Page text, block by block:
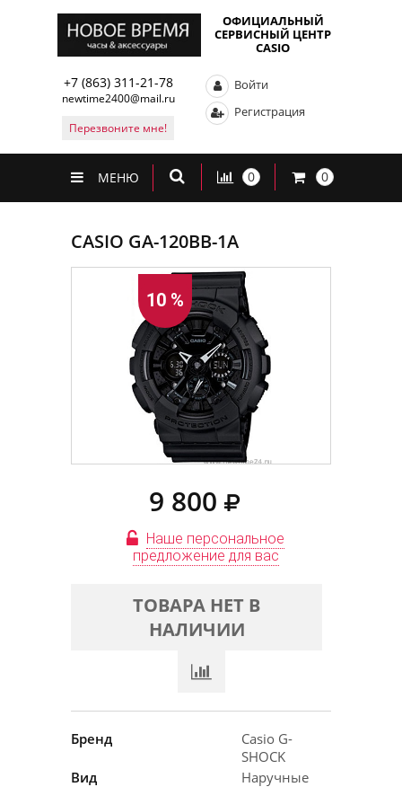
ОФИЦИАЛЬНЫЙ
СЕРВИСНЫЙ ЦЕНТР
CASIO
+7 (863) 311-21-78
newtime2400@mail.ru
Перезвоните мне!
Войти
Регистрация
МЕНЮ 0 0
CASIO GA-120BB-1A
10 %
9 800
Наше персональное
предложение для вас
ТОВАРА НЕТ В
НАЛИЧИИ
Бренд
Casio G-
SHOCK
Вид
Наручные